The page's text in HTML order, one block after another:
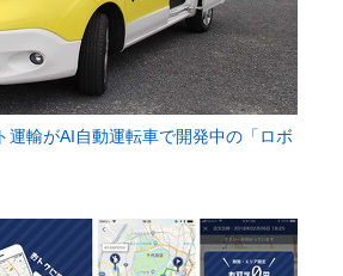
運輸がAI自動運転車で開発中の「ロボ